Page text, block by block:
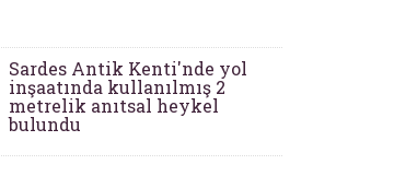
Sardes Antik Kenti'nde yol
inşaatında kullanılmış 2
metrelik anıtsal heykel
bulundu